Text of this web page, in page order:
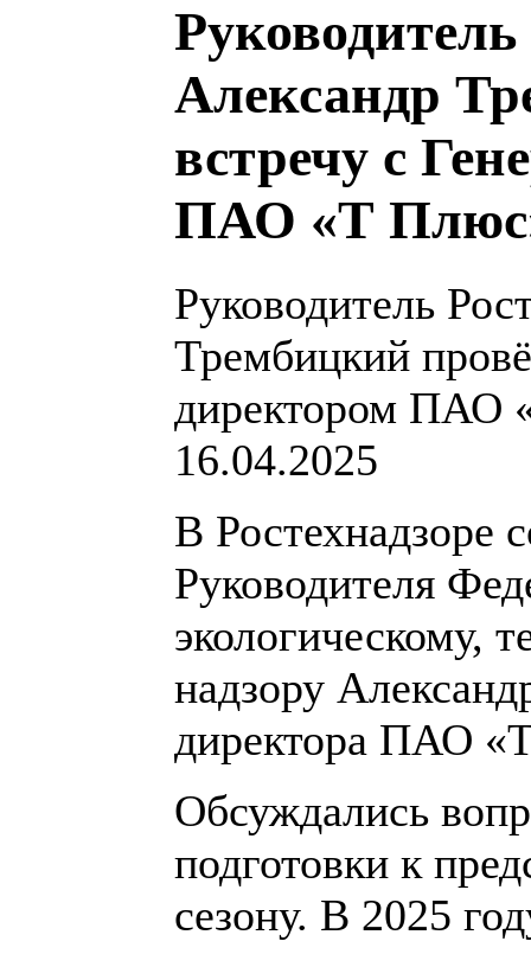
Руководитель
Александр
встречу с
ПАО «Т
Руководитель
Трембицкий
директором ПАО
16.04.2025
В Ростехнадзоре
Руководителя
экологическому,
надзору
директора ПАО
Обсуждались
подготовки к
сезону. В 2025